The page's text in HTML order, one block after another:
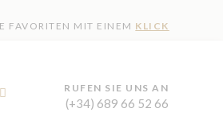
FAVORITEN MIT EINEM KLICK

RUFEN SIE UNS AN
(+34) 689 66 52 66